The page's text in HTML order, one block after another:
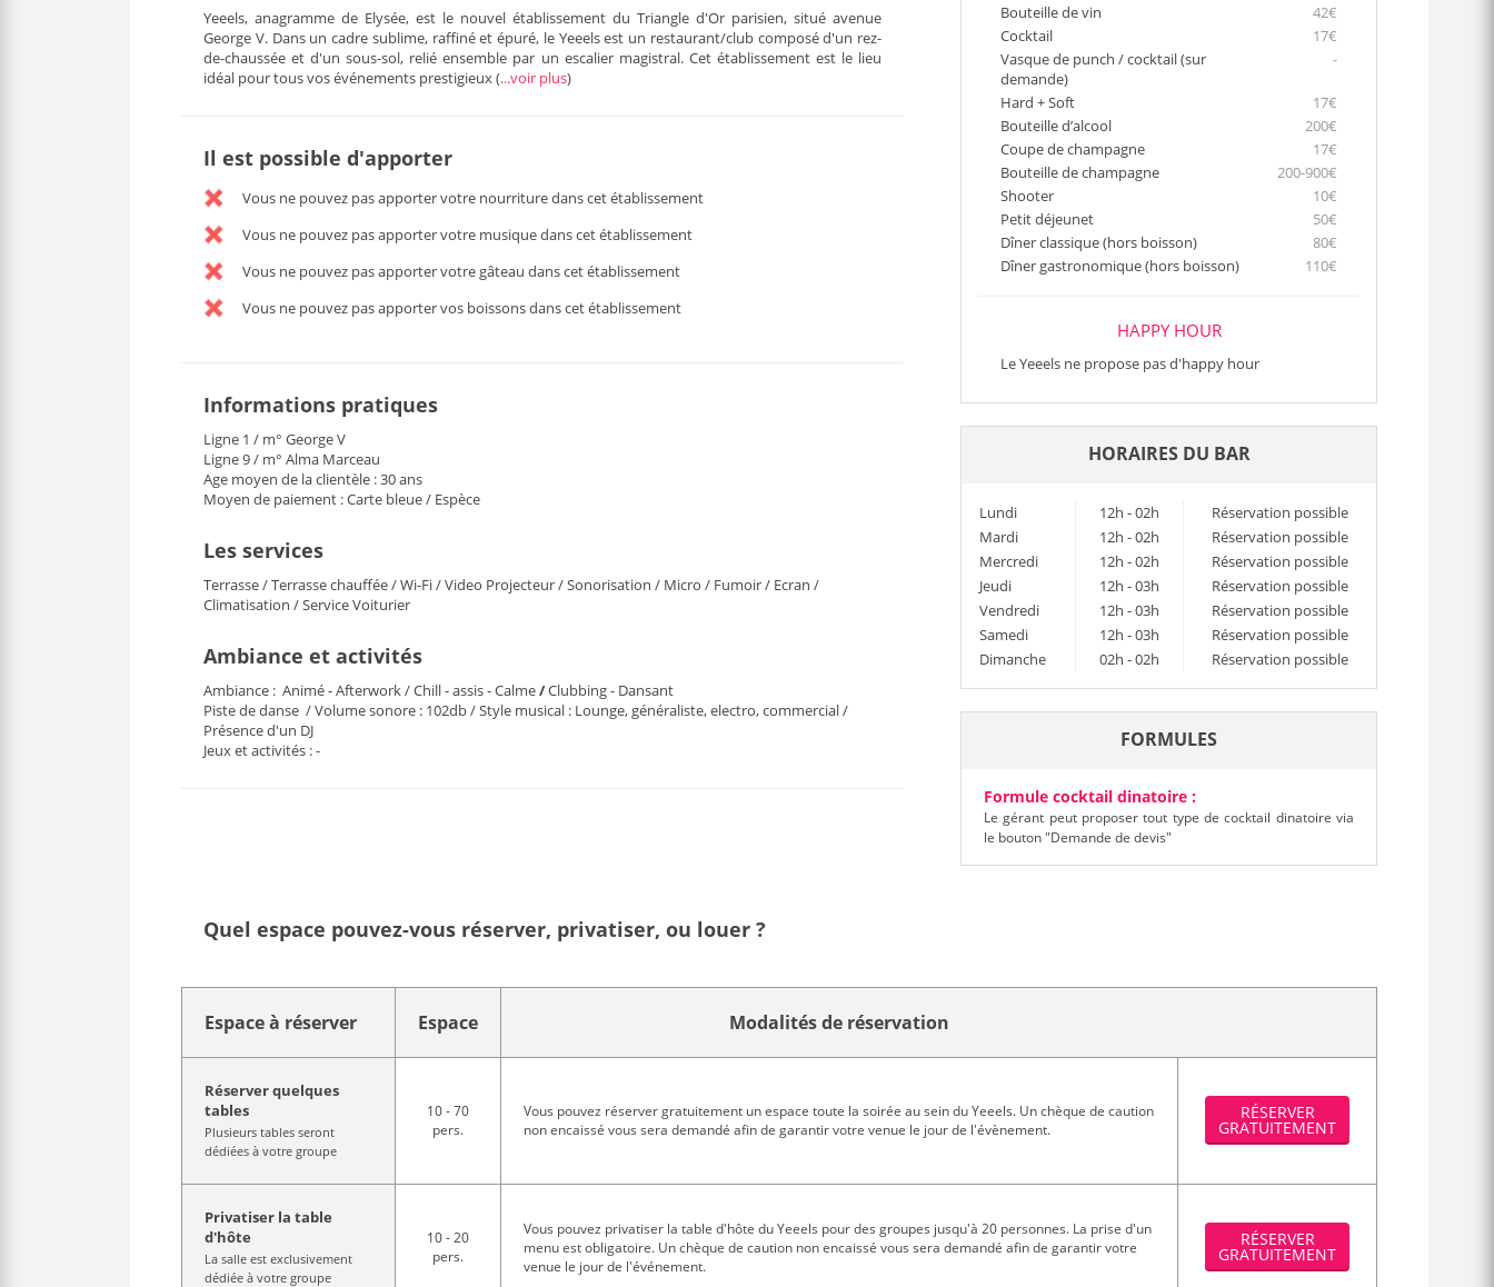
Bouteille de vin
42€
Cocktail
17€
Vasque de punch / cocktail (sur
demande)
-
Hard + Soft
17€
Bouteille d’alcool
200€
Coupe de champagne
17€
Bouteille de champagne
200-900€
Shooter
10€
Petit déjeunet
50€
Dîner classique (hors boisson)
80€
Dîner gastronomique (hors boisson)
110€
HAPPY HOUR
Le Yeeels ne propose pas d'happy hour
HORAIRES DU BAR
Lundi 12h - 02h
Réservation possible
Mardi
12h - 02h
Réservation possible
Mercredi
12h - 02h
Réservation possible
Jeudi
12h - 03h
Réservation possible
Vendredi
12h - 03h
Réservation possible
Samedi
12h - 03h
Réservation possible
Dimanche
02h - 02h Réservation possible
FORMULES
Formule cocktail dinatoire :
Le gérant peut proposer tout type de cocktail dinatoire via
le bouton "Demande de devis"
Yeeels, anagramme de Elysée, est le nouvel établissement du Triangle d'Or parisien, situé avenue
George V. Dans un cadre sublime, raffiné et épuré, le Yeeels est un restaurant/club composé d'un rez-
de-chaussée et d'un sous-sol, relié ensemble par un escalier magistral. Cet établissement est le lieu
idéal pour tous vos événements prestigieux(...voir plus)
Il est possible d'apporter
Vous ne pouvez pas apporter votre nourriture dans cet établissement
Vous ne pouvez pas apporter votre musique dans cet établissement
Vous ne pouvez pas apporter votre gâteau dans cet établissement
Vous ne pouvez pas apporter vos boissons dans cet établissement
Informations pratiques
Ligne 1 / m° George V
Ligne 9 / m° Alma Marceau
Age moyen de la clientèle : 30 ans
Moyen de paiement : Carte bleue / Espèce
Les services
Terrasse / Terrasse chauffée / Wi-Fi / Video Projecteur / Sonorisation / Micro / Fumoir / Ecran /
Climatisation / Service Voiturier
Ambiance et activités
Ambiance : Animé - Afterwork / Chill - assis - Calme/Clubbing - Dansant
Piste de danse / Volume sonore : 102db / Style musical : Lounge, généraliste, electro, commercial /
Présence d'un DJ
Jeux et activités : -
Quel espace pouvez-vous réserver, privatiser, ou louer ?
Espace à réserver Espace Modalités de réservation
Réserver quelques
tables
Plusieurs tables seront
dédiées à votre groupe
10 - 70
pers.
Vous pouvez réserver gratuitement un espace toute la soirée au sein du Yeeels. Un chèque de caution
non encaissé vous sera demandé afin de garantir votre venue le jour de l'évènement.
RÉSERVER
GRATUITEMENT
Privatiser la table
d'hôte
La salle est exclusivement
dédiée à votre groupe
10 - 20
pers.
Vous pouvez privatiser la table d'hôte du Yeeels pour des groupes jusqu'à 20 personnes. La prise d'un
menu est obligatoire. Un chèque de caution non encaissé vous sera demandé afin de garantir votre
venue le jour de l'événement.
RÉSERVER
GRATUITEMENT